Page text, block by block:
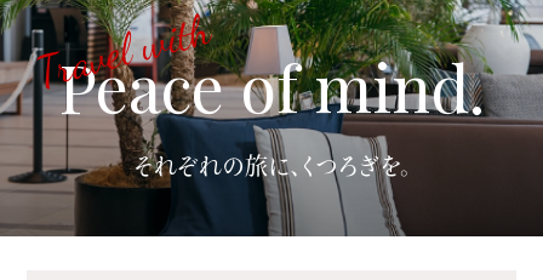
Travel with
Peace of mind.
それぞれの旅に、くつろぎを。